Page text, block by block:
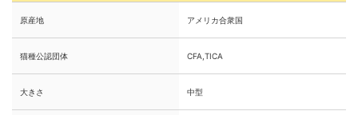
原産地 アメリカ合衆国
猫種公認団体 CFA,TICA
大きさ 中型